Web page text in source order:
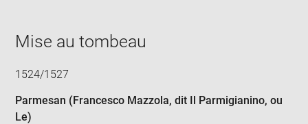
Mise au tombeau
1524/1527
Parmesan (Francesco Mazzola, dit Il Parmigianino, ou
Le)